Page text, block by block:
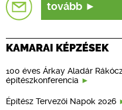
tovább
KAMARAI KÉPZÉSEK
100 éves Árkay Aladár
építészkonferencia
Építész Tervezői Napok 2026